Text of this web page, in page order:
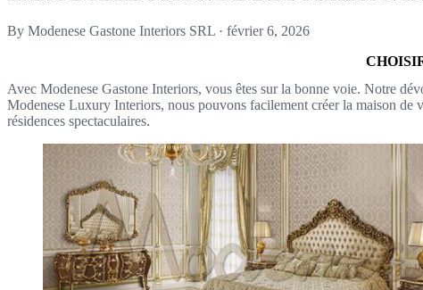
By Modenese Gastone Interiors SRL · février 6, 2026
Avec Modenese Gastone Interiors, vous êtes sur la bonne voie. Notre
Modenese Luxury Interiors, nous pouvons facilement créer la maison de
résidences spectaculaires.